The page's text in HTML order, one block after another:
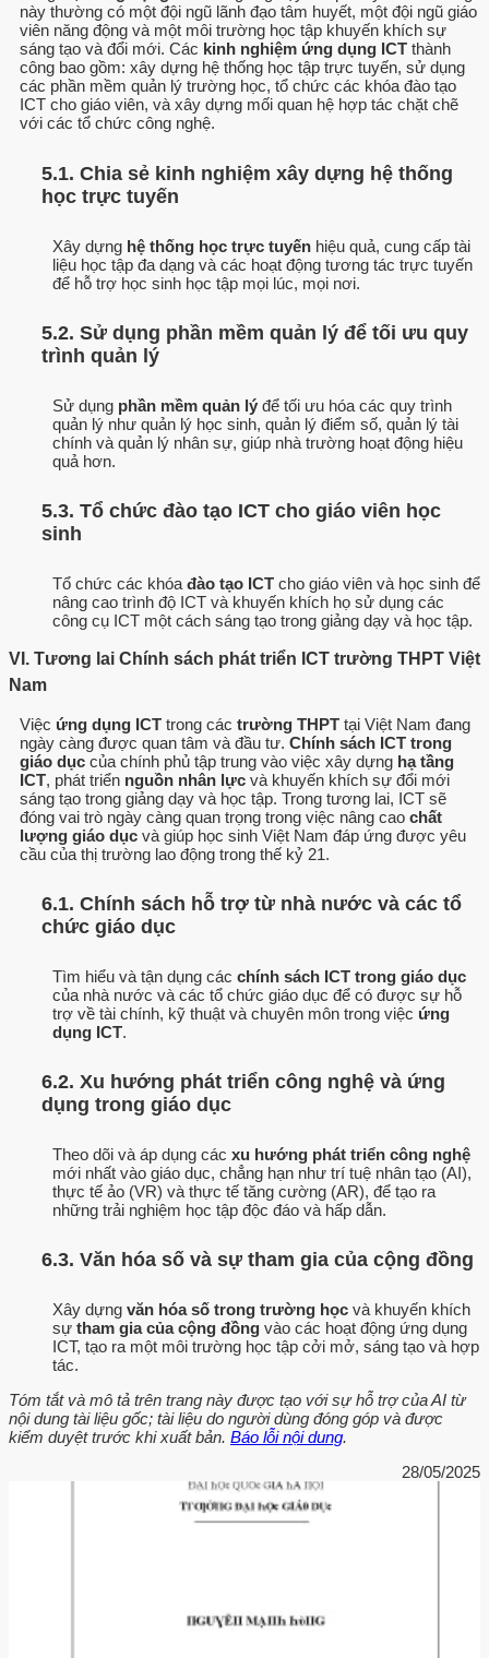
này thường có một đội ngũ lãnh đạo tâm huyết, một đội ngũ giáo
viên năng động và một môi trường học tập khuyến khích sự
sáng tạo và đổi mới. Các kinh nghiệm ứng dụng ICT thành
công bao gồm: xây dựng hệ thống học tập trực tuyến, sử dụng
các phần mềm quản lý trường học, tổ chức các khóa đào tạo
ICT cho giáo viên, và xây dựng mối quan hệ hợp tác chặt chẽ
với các tổ chức công nghệ.
5.1. Chia sẻ kinh nghiệm xây dựng hệ thống
học trực tuyến
Xây dựng hệ thống học trực tuyến hiệu quả, cung cấp tài
liệu học tập đa dạng và các hoạt động tương tác trực tuyến
để hỗ trợ học sinh học tập mọi lúc, mọi nơi.
5.2. Sử dụng phần mềm quản lý để tối ưu quy
trình quản lý
Sử dụng phần mềm quản lý để tối ưu hóa các quy trình
quản lý như quản lý học sinh, quản lý điểm số, quản lý tài
chính và quản lý nhân sự, giúp nhà trường hoạt động hiệu
quả hơn.
5.3. Tổ chức đào tạo ICT cho giáo viên học
sinh
Tổ chức các khóa đào tạo ICT cho giáo viên và học sinh để
nâng cao trình độ ICT và khuyến khích họ sử dụng các
công cụ ICT một cách sáng tạo trong giảng dạy và học tập.
VI. Tương lai Chính sách phát triển ICT trường THPT Việt
Nam
Việc ứng dụng ICT trong các trường THPT tại Việt Nam đang
ngày càng được quan tâm và đầu tư. Chính sách ICT trong
giáo dục của chính phủ tập trung vào việc xây dựng hạ tầng
ICT, phát triển nguồn nhân lực và khuyến khích sự đổi mới
sáng tạo trong giảng dạy và học tập. Trong tương lai, ICT sẽ
đóng vai trò ngày càng quan trọng trong việc nâng cao chất
lượng giáo dục và giúp học sinh Việt Nam đáp ứng được yêu
cầu của thị trường lao động trong thế kỷ 21.
6.1. Chính sách hỗ trợ từ nhà nước và các tổ
chức giáo dục
Tìm hiểu và tận dụng các chính sách ICT trong giáo dục
của nhà nước và các tổ chức giáo dục để có được sự hỗ
trợ về tài chính, kỹ thuật và chuyên môn trong việc ứng
dụng ICT.
6.2. Xu hướng phát triển công nghệ và ứng
dụng trong giáo dục
Theo dõi và áp dụng các xu hướng phát triển công nghệ
mới nhất vào giáo dục, chẳng hạn như trí tuệ nhân tạo (AI),
thực tế ảo (VR) và thực tế tăng cường (AR), để tạo ra
những trải nghiệm học tập độc đáo và hấp dẫn.
6.3. Văn hóa số và sự tham gia của cộng đồng
Xây dựng văn hóa số trong trường học và khuyến khích
sự tham gia của cộng đồng vào các hoạt động ứng dụng
ICT, tạo ra một môi trường học tập cởi mở, sáng tạo và hợp
tác.
Tóm tắt và mô tả trên trang này được tạo với sự hỗ trợ của AI từ
nội dung tài liệu gốc; tài liệu do người dùng đóng góp và được
kiểm duyệt trước khi xuất bản. Báo lỗi nội dung.
28/05/2025